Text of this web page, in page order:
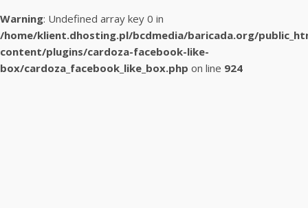
Warning: Undefined array key 0 in
/home/klient.dhosting.pl/bcdmedia/baricada.org/
content/plugins/cardoza-facebook-like-
box/cardoza_facebook_like_box.php on line 924